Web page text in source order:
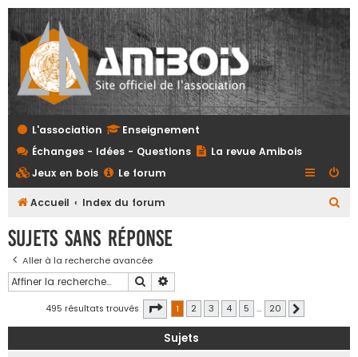
L'association
Enseignement
Échanges - Idées - Questions
La revue Amibois
Jeux en bois
Le forum
Accueil Index du forum
c
h
Sujets sans réponse
Aller à la recherche avancée
Rechercher
495 résultats trouvés Page 1sur20
1 2 3 4 5 … 20
Sujets